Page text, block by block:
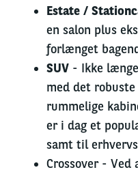
Estate /
en salon plus
forlænget
SUV - Ikke
med det robuste
rummelige
er i dag et
samt til
Crossover - Ved